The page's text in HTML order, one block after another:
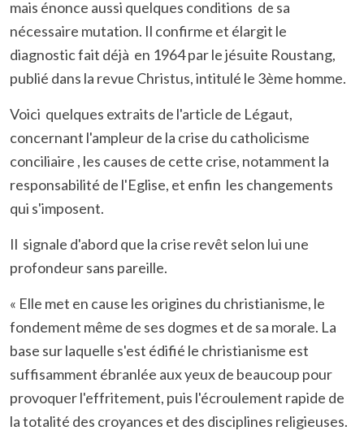
mais énonce aussi quelques conditions de sa
nécessaire mutation. Il confirme et élargit le
diagnostic fait déjà en 1964 par le jésuite Roustang,
publié dans la revue Christus, intitulé le 3ème homme.
Voici quelques extraits de l'article de Légaut,
concernant l'ampleur de la crise du catholicisme
conciliaire , les causes de cette crise, notamment la
responsabilité de l'Eglise, et enfin les changements
qui s'imposent.
Il signale d'abord que la crise revêt selon lui une
profondeur sans pareille.
« Elle met en cause les origines du christianisme, le
fondement même de ses dogmes et de sa morale. La
base sur laquelle s'est édifié le christianisme est
suffisamment ébranlée aux yeux de beaucoup pour
provoquer l'effritement, puis l'écroulement rapide de
la totalité des croyances et des disciplines religieuses.